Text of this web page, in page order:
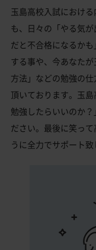
玉島高校入試におけ
も、日々の「やる気
だと不合格になるか
する事や、今あなた
方法」などの勉強の
頂いております。玉
勉強したらいいのか
ださい。最後に笑っ
うに全力でサポート致